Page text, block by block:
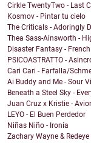
Cirkle TwentyTwo - Last
Kosmov - Pintar tu cielo
The Criticals - Adoringly
Thea Sass-Ainsworth -
Disaster Fantasy -
PSICOASTRATTO -
Cari Cari - Farfalla/
Ai Buddy and Me - Sour
Beneath a Steel Sky -
Juan Cruz x Kristie -
LEYO - El Buen Perdedor
Niñas Niño - Ironía
Zachary Wayne &